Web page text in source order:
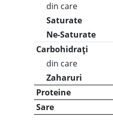
din care
Saturate
Ne-Saturate
Carbohidrați
din care
Zaharuri
Proteine
Sare